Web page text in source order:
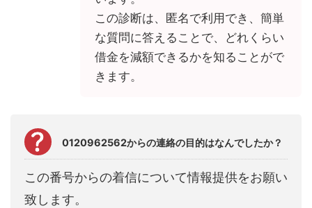
この診断は、匿名で利用でき、簡単
な質問に答えることで、どれくらい
借金を減額できるかを知ることがで
きます。
0120962562からの連絡の目的はなんでしたか？
この番号からの着信について情報提供をお願い
致します。